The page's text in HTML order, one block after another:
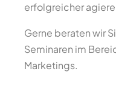
erfolgreicher
Gerne beraten wir
Seminaren im
Marketings.